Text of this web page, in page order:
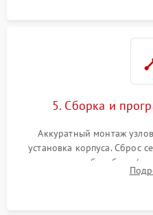
5. Сборка и
Аккуратный монтаж
установка корпуса. Сброс
счетчиков абсорбера
обновление прошивки и